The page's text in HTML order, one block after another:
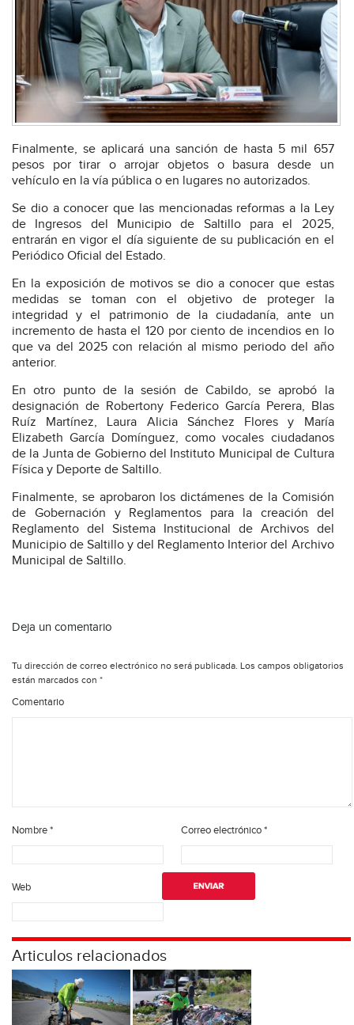
Finalmente, se aplicará una sanción de hasta 5 mil 657
pesos por tirar o arrojar objetos o basura desde un
vehículo en la vía pública o en lugares no autorizados.
Se dio a conocer que las mencionadas reformas a la Ley
de Ingresos del Municipio de Saltillo para el 2025,
entrarán en vigor el día siguiente de su publicación en el
Periódico Oficial del Estado.
En la exposición de motivos se dio a conocer que estas
medidas se toman con el objetivo de proteger la
integridad y el patrimonio de la ciudadanía, ante un
incremento de hasta el 120 por ciento de incendios en lo
que va del 2025 con relación al mismo periodo del año
anterior.
En otro punto de la sesión de Cabildo, se aprobó la
designación de Robertony Federico García Perera, Blas
Ruíz Martínez, Laura Alicia Sánchez Flores y María
Elizabeth García Domínguez, como vocales ciudadanos
de la Junta de Gobierno del Instituto Municipal de Cultura
Física y Deporte de Saltillo.
Finalmente, se aprobaron los dictámenes de la Comisión
de Gobernación y Reglamentos para la creación del
Reglamento del Sistema Institucional de Archivos del
Municipio de Saltillo y del Reglamento Interior del Archivo
Municipal de Saltillo.
Deja un comentario
Tu dirección de correo electrónico no será publicada. Los campos obligatorios
están marcados con *
Comentario
Nombre* Correo electrónico*
Web
Articulos relacionados